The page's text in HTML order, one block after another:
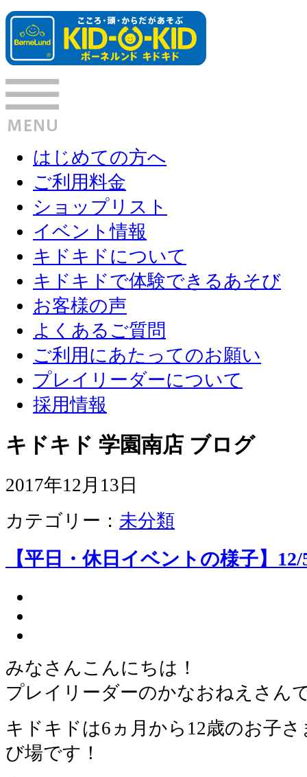
はじめての方へ
ご利用料金
ショップリスト
イベント情報
キドキドについて
キドキドで体験できるあそび
お客様の声
よくあるご質問
ご利用にあたってのお願い
プレイリーダーについて
採用情報
キドキド 学園南店 ブログ
2017年12月13日
カテゴリー： 未分類
【平日・休日イベントの様子】
みなさんこんにちは！
プレイリーダーのかなおねえさん
キドキドは6ヵ月から12歳のお子
び場です！